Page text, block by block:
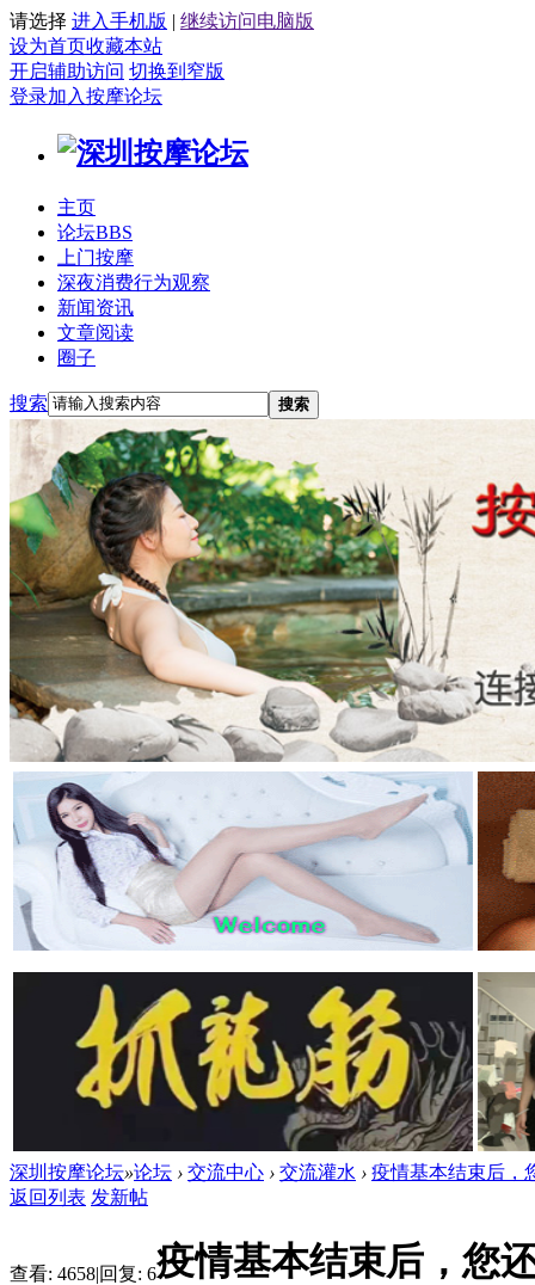
请选择 进入手机版 | 继续访问电脑版
设为首页收藏本站
开启辅助访问 切换到窄版
登录加入按摩论坛
主页
论坛BBS
上门按摩
深夜消费行为观察
新闻资讯
文章阅读
圈子
搜索 搜索
深圳按摩论坛»论坛 › 交流中心 › 交流灌水 › 疫情基本结束后，
返回列表 发新帖
查看: 4658|回复: 6疫情基本结束后，您